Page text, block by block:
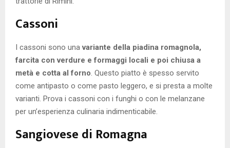
Cassoni
I cassoni sono unavariante della piadina romagnola,
farcita con verdure e formaggi locali e poi chiusa a
metà e cotta al forno. Questo piatto è spesso servito
come antipasto o come pasto leggero, e si presta a molte
varianti. Prova i cassoni con i funghi o con le melanzane
per un’esperienza culinaria indimenticabile.
Sangiovese di Romagna